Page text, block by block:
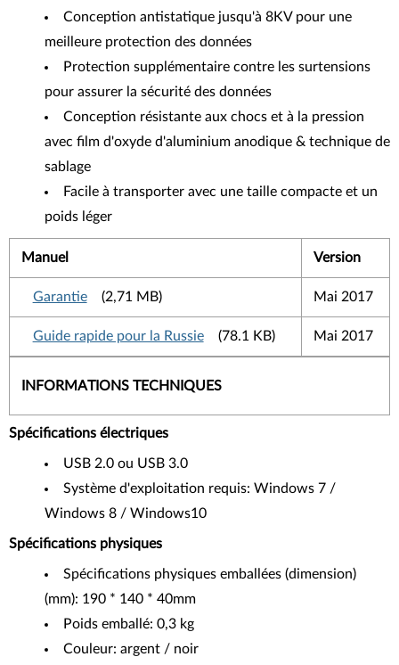
Conception antistatique jusqu'à 8KV pour une
meilleure protection des données
Protection supplémentaire contre les surtensions
pour assurer la sécurité des données
Conception résistante aux chocs et à la pression
avec film d'oxyde d'aluminium anodique & technique de
sablage
Facile à transporter avec une taille compacte et un
poids léger
Manuel Version
Garantie (2,71 MB) Mai 2017
Guide rapide pour la Russie (78.1 KB) Mai 2017
INFORMATIONS TECHNIQUES
Spécifications électriques
USB 2.0 ou USB 3.0
Système d'exploitation requis: Windows 7 /
Windows 8 / Windows10
Spécifications physiques
Spécifications physiques emballées (dimension)
(mm): 190 * 140 * 40mm
Poids emballé: 0,3 kg
Couleur: argent / noir